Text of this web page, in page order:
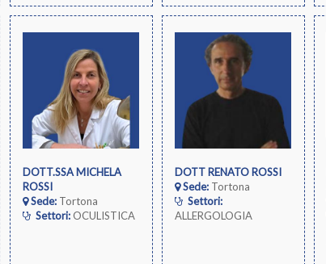
DOTT.SSA MICHELA
ROSSI
Sede:Tortona
Settori:OCULISTICA
DOTT RENATO ROSSI
Sede:Tortona
Settori:
ALLERGOLOGIA